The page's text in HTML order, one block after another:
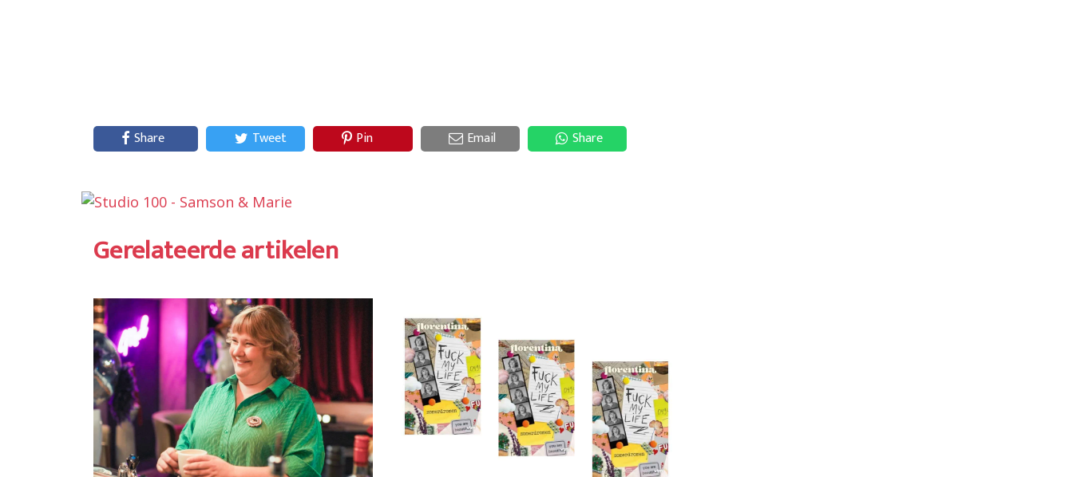
Share Tweet Pin Email Share
Gerelateerde artikelen